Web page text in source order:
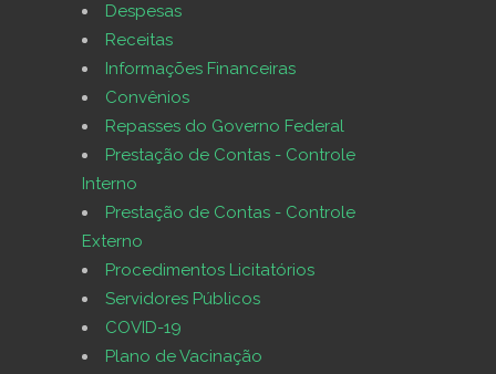
Despesas
Receitas
Informações Financeiras
Convênios
Repasses do Governo Federal
Prestação de Contas - Controle
Interno
Prestação de Contas - Controle
Externo
Procedimentos Licitatórios
Servidores Públicos
COVID-19
Plano de Vacinação